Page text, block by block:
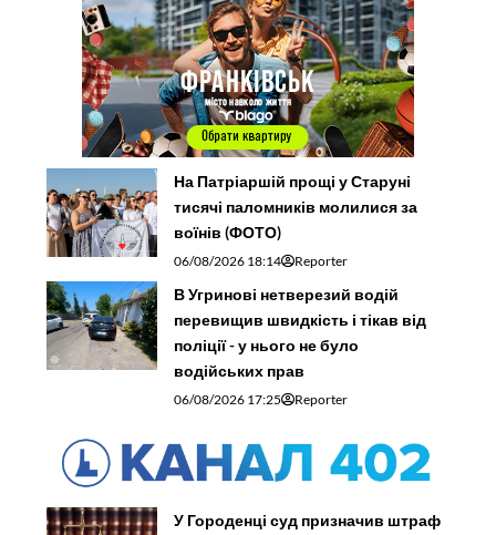
На Патріаршій прощі у Старуні
тисячі паломників молилися за
воїнів (ФОТО)
06/08/2026 18:14 Reporter
В Угринові нетверезий водій
перевищив швидкість і тікав від
поліції - у нього не було
водійських прав
06/08/2026 17:25 Reporter
У Городенці суд призначив штраф